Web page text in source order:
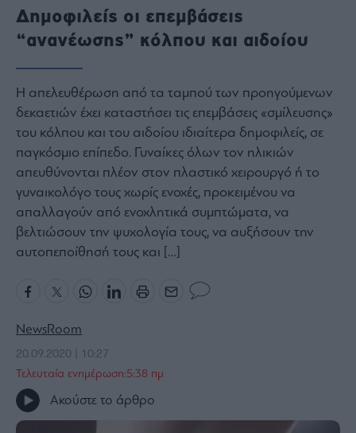
Ενέργεια
Πολιτική
Πολιτισμός
Κοινωνία
Law
Bloomberg
Financial
Times
The
Room
My
Story
Media
Winners
&
Δημοφιλείς οι επεμβάσεις
“ανανέωσης” κόλπου και αιδοίου
Η απελευθέρωση από τα ταμπού των προηγούμενων
δεκαετιών έχει καταστήσει τις επεμβάσεις «σμίλευσης»
του κόλπου και του αιδοίου ιδιαίτερα δημοφιλείς, σε
παγκόσμιο επίπεδο. Γυναίκες όλων τον ηλικιών
απευθύνονται πλέον στον πλαστικό χειρουργό ή το
γυναικολόγο τους χωρίς ενοχές, προκειμένου να
απαλλαγούν από ενοχλητικά συμπτώματα, να
βελτιώσουν την ψυχολογία τους, να αυξήσουν την
αυτοπεποίθησή τους και […]
NewsRoom
20.09.2020 | 10:27
Τελευταία ενημέρωση:5:38 πμ
Ακούστε το άρθρο